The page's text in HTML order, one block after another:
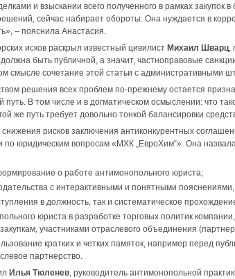
и взыскании всего полученного в рамках
сейчас набирает обороты. Она нуждается в
– пояснила Анастасия.
исков раскрыл известный цивилист Михаил Шварц,
быть публичной, а значит, частноправовые
смысле сочетание этой статьи с административными
решения всех проблем по-прежнему остается
путь. В том числе и в догматическом осмыслении: что
же путь требует довольно тонкой балансировки
снижения рисков заключения антиконкурентных
по юридическим вопросам «МХК „ЕвроХим“». Она
о работе антимонопольного юриста;
с интерактивными и понятными
в должность, так и систематическое
юриста в разработке торговых политик
участниками отраслевого объединения
кратких и четких памяток, например перед
партнерство.
Илья Тюленев, руководитель антимонопольной